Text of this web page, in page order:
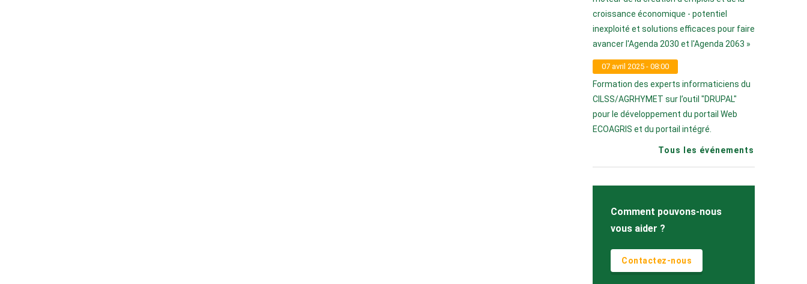
croissance économique - potentiel
inexploité et solutions efficaces pour faire
avancer l'Agenda 2030 et l'Agenda 2063 »
07 avril 2025 - 08:00
Formation des experts informaticiens du
CILSS/AGRHYMET sur l’outil "DRUPAL"
pour le développement du portail Web
ECOAGRIS et du portail intégré.
Tous les événements
Comment pouvons-nous
vous aider ?
Contactez-nous